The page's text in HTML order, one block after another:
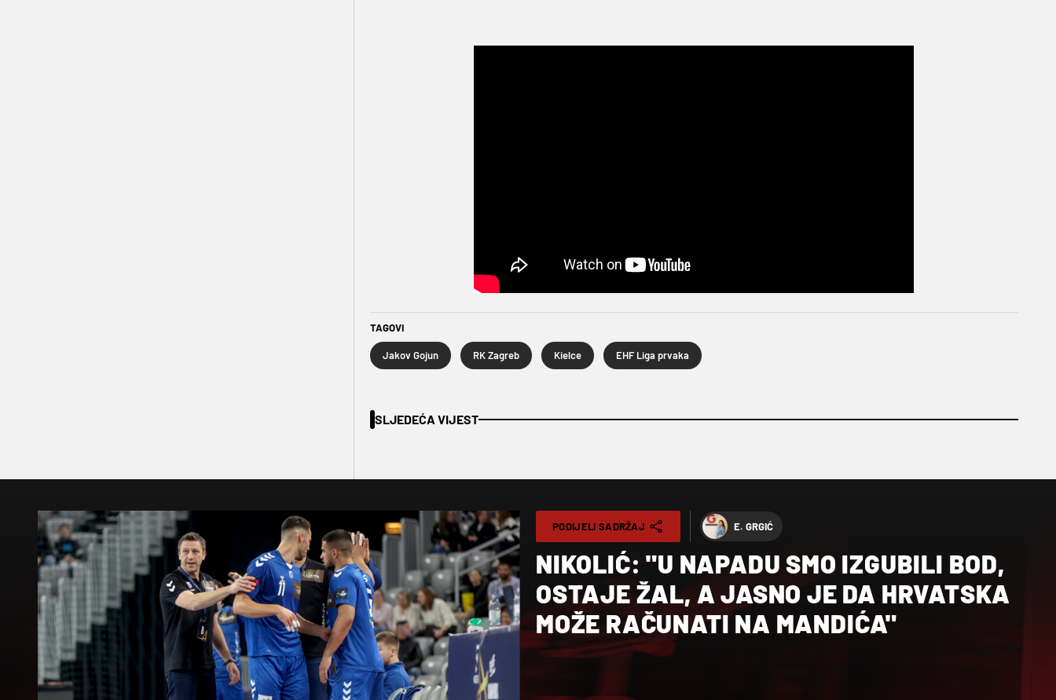
TAGOVI
Jakov Gojun RK Zagreb Kielce EHF Liga prvaka
SLJEDEĆA VIJEST
PODIJELI SADRŽAJ E. GRGIĆ
NIKOLIĆ: "U NAPADU SMO IZGUBILI BOD,
OSTAJE ŽAL, A JASNO JE DA HRVATSKA
MOŽE RAČUNATI NA MANDIĆA"